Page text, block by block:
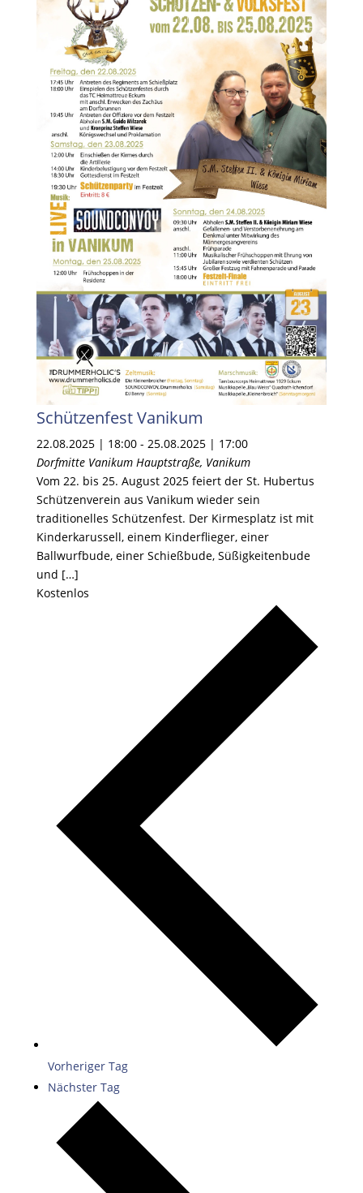
Schützenfest Vanikum
22.08.2025 | 18:00- 25.08.2025 | 17:00
Dorfmitte Vanikum Hauptstraße, Vanikum
Vom 22. bis 25. August 2025 feiert der St. Hubertus
Schützenverein aus Vanikum wieder sein
traditionelles Schützenfest. Der Kirmesplatz ist mit
Kinderkarussell, einem Kinderflieger, einer
Ballwurfbude, einer Schießbude, Süßigkeitenbude
und […]
Kostenlos
Vorheriger Tag
Nächster Tag